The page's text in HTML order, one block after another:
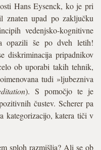
Hans Eysenck, ko je pri
znaten upad po zaključku
vedenjsko-kognitivne
opazili še po dveh letih!
diskriminacija pripadnikov
ob uporabi takih tehnik,
tudi »ljubezniva
). S pomočjo te je
čustev. Scherer pa
kategorizacijo, katera tiči v
sploh razmišlja? Ali se ob